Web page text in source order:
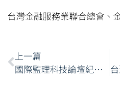
台灣金融服務業聯合總會、
上一篇
國際監理科技論壇紀實與心得 #REGTECHEDGENOBORDERS | FINANCIAL CRIME SOLUTIONS